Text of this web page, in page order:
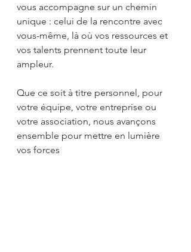
vous accompagne sur un chemin
unique : celui de la rencontre avec
vous-même, là où vos ressources et
vos talents prennent toute leur
ampleur.
Que ce soit à titre personnel, pour
votre équipe, votre entreprise ou
votre association, nous avançons
ensemble pour mettre en lumière
vos forces